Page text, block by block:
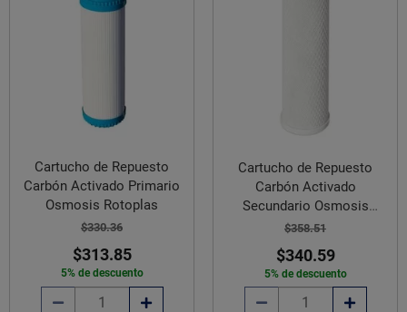
Cartucho de Repuesto
Carbón Activado Primario
Osmosis Rotoplas
$330.36
$313.85
5% de descuento
Cartucho de Repuesto
Carbón Activado
Secundario Osmosis
Rotoplas
$358.51
$340.59
5% de descuento